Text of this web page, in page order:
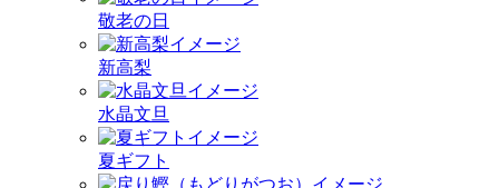
敬老の日
新高梨
水晶文旦
夏ギフト